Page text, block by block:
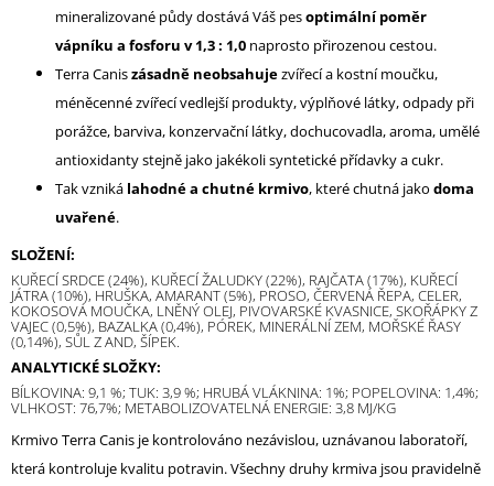
mineralizované půdy dostává Váš pesoptimální poměr
vápníku a fosforu v 1,3 : 1,0 naprosto přirozenou cestou.
Terra Caniszásadně neobsahujezvířecí a kostní moučku,
méněcenné zvířecí vedlejší produkty, výplňové látky, odpady při
porážce, barviva, konzervační látky, dochucovadla, aroma, umělé
antioxidanty stejně jako jakékoli syntetické přídavky a cukr.
Tak vzniká lahodné a chutné krmivo, které chutná jako doma
uvařené.
SLOŽENÍ:
KUŘECÍ SRDCE (24%), KUŘECÍ ŽALUDKY (22%), RAJČATA (17%), KUŘECÍ
JÁTRA (10%), HRUŠKA, AMARANT (5%), PROSO, ČERVENÁ ŘEPA, CELER,
KOKOSOVÁ MOUČKA, LNĚNÝ OLEJ, PIVOVARSKÉ KVASNICE, SKOŘÁPKY Z
VAJEC (0,5%), BAZALKA (0,4%), PÓREK, MINERÁLNÍ ZEM, MOŘSKÉ ŘASY
(0,14%), SŮL Z AND, ŠÍPEK.
ANALYTICKÉ SLOŽKY:
BÍLKOVINA: 9,1 %; TUK: 3,9 %; HRUBÁ VLÁKNINA: 1%; POPELOVINA: 1,4%;
VLHKOST: 76,7%; METABOLIZOVATELNÁ ENERGIE: 3,8 MJ/KG
Krmivo Terra Canis je kontrolováno nezávislou, uznávanou laboratoří,
která kontroluje kvalitu potravin. Všechny druhy krmiva jsou pravidelně